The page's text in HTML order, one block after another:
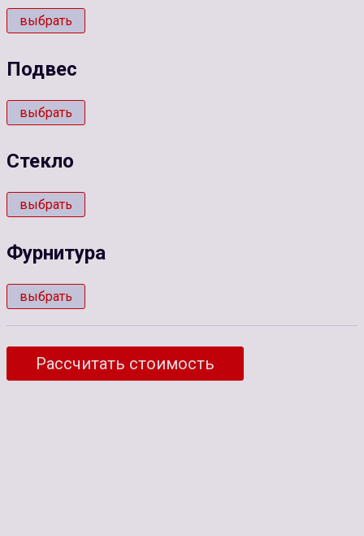
выбрать
Подвес
выбрать
Стекло
выбрать
Фурнитура
выбрать
Рассчитать стоимость